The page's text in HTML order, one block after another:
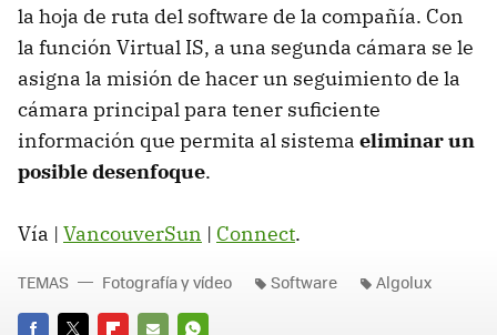
la hoja de ruta del software de la compañía. Con
la función Virtual IS, a una segunda cámara se le
asigna la misión de hacer un seguimiento de la
cámara principal para tener suficiente
información que permita al sistema eliminar un
posible desenfoque.
Vía | VancouverSun | Connect.
TEMAS Fotografía y vídeo Software Algolux